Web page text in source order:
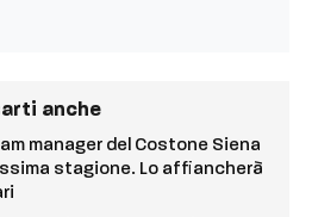
anche
manager del Costone Siena
stagione. Lo affiancherà